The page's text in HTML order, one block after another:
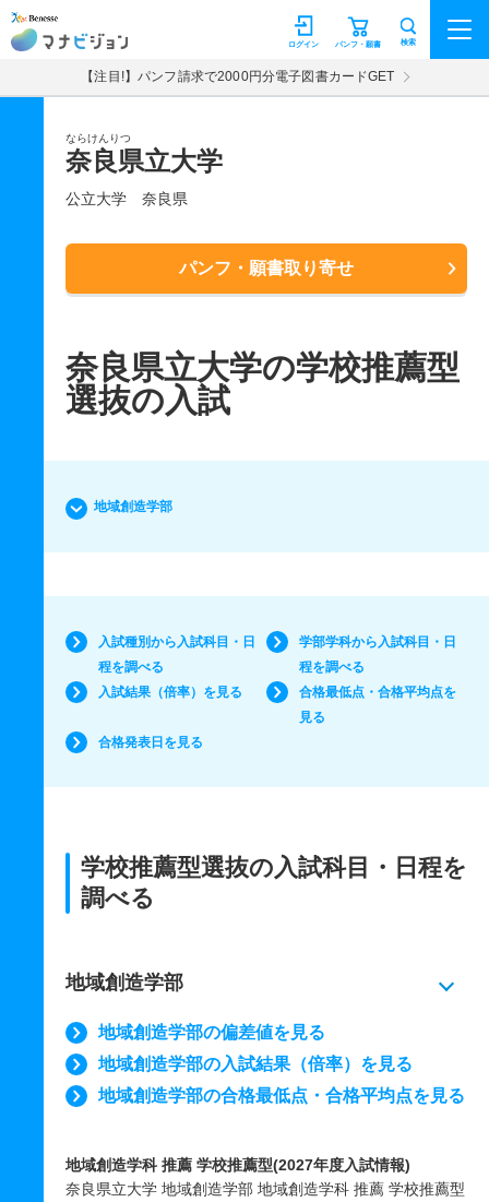
マナビジョン パンフ・願書
ログイン 検索
【注目!】パンフ請求で2000円分電子図書カードGET
ならけんりつ
奈良県立大学
公立大学 奈良県
パンフ・願書取り寄せ
奈良県立大学の学校推薦型
選抜の入試
地域創造学部
入試種別から入試科目・日
程を調べる
学部学科から入試科目・日
程を調べる
入試結果（倍率）を見る
合格最低点・合格平均点を
見る
合格発表日を見る
学校推薦型選抜の入試科目・日程を
調べる
地域創造学部
地域創造学部の偏差値を見る
地域創造学部の入試結果（倍率）を見る
地域創造学部の合格最低点・合格平均点を見る
地域創造学科 推薦 学校推薦型(2027年度入試情報)
奈良県立大学 地域創造学部 地域創造学科 推薦 学校推薦型